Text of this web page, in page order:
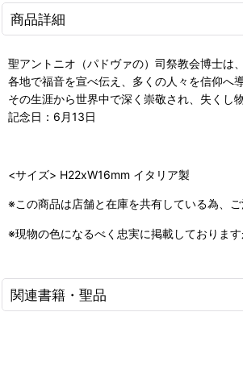
商品詳細
聖アントニオ（パドヴァの）司祭教会博士は
各地で福音を宣べ伝え、多くの人々を信仰へ
その生涯から世界中で深く崇敬され、失くし
記念日：6月13日
<サイズ> H22xW16mm イタリア製
※この商品は店舗と在庫を共有している為、
※現物の色になるべく忠実に掲載しておりま
関連書籍・聖品